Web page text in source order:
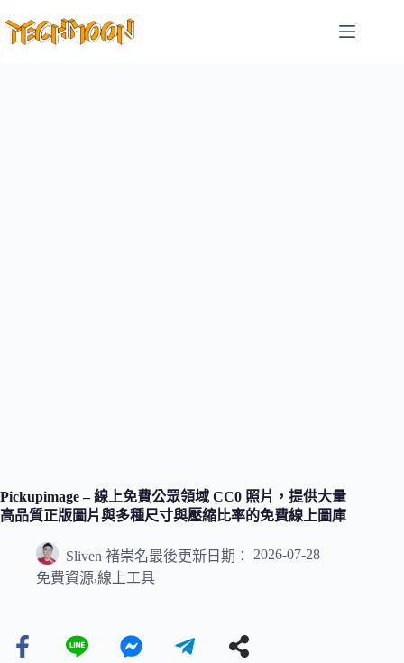
至
Pickupimage – 線上免費公眾領域 CC0 照片，提供大量
高品質正版圖片與多種尺寸與壓縮比率的免費線上圖庫
Sliven 褚崇名最後更新日期：
2026-07-28
免費資源,線上工具